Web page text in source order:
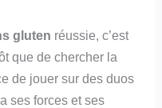
gluten réussie, c’est
que de chercher la
de jouer sur des duos
ses forces et ses